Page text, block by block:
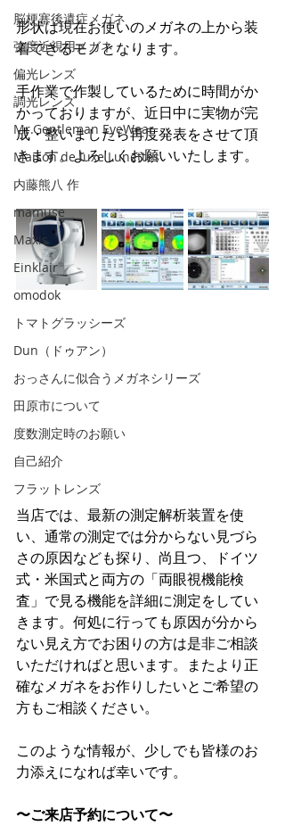
脳梗塞後遺症メガネ
強度近視用メガネ
偏光レンズ
調光レンズ
Mr.Gentleman EyeWear
Maison de luxe Lunettes
内藤熊八 作
mamuse
Maxis
Einklair
omodok
トマトグラッシーズ
Dun（ドゥアン）
おっさんに似合うメガネシリーズ
田原市について
度数測定時のお願い
自己紹介
フラットレンズ
形状は現在お使いのメガネの上から装
着できるモノとなります。
手作業で作製しているために時間がか
かっておりますが、近日中に実物が完
成・整いましたら再度発表をさせて頂
きます。よろしくお願いいたします。
当店では、最新の測定解析装置を使
い、通常の測定では分からない見づら
さの原因なども探り、尚且つ、ドイツ
式・米国式と両方の「両眼視機能検
査」で見る機能を詳細に測定をしてい
きます。何処に行っても原因が分から
ない見え方でお困りの方は是非ご相談
いただければと思います。またより正
確なメガネをお作りしたいとご希望の
方もご相談ください。
このような情報が、少しでも皆様のお
力添えになれば幸いです。
〜ご来店予約について〜